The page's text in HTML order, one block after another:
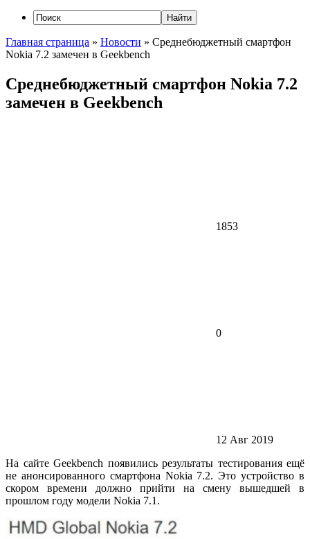
Главная страница » Новости » Среднебюджетный смартфон
Nokia 7.2 замечен в Geekbench
Среднебюджетный смартфон Nokia 7.2
замечен в Geekbench
1853
0
12 Авг 2019
На сайте Geekbench появились результаты тестирования ещё
не анонсированного смартфона Nokia 7.2. Это устройство в
скором времени должно прийти на смену вышедшей в
прошлом году модели Nokia 7.1.